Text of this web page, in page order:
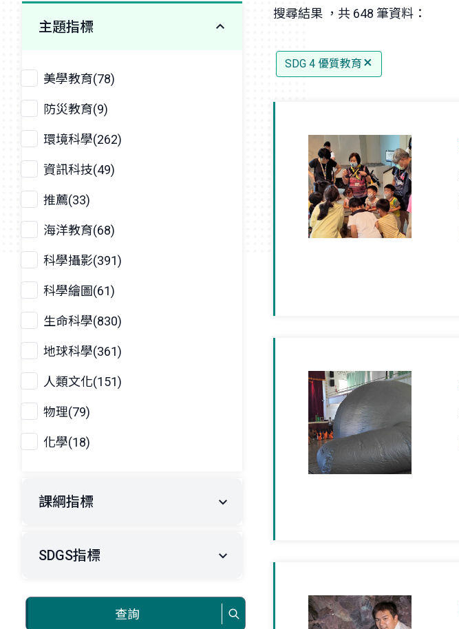
主題指標
美學教育(78)
防災教育(9)
環境科學(262)
資訊科技(49)
推薦(33)
海洋教育(68)
科學攝影(391)
科學繪圖(61)
生命科學(830)
地球科學(361)
人類文化(151)
物理(79)
化學(18)
課綱指標
SDGS指標
查詢
搜尋結果 ，共 648 筆資料：
SDG 4 優質教育